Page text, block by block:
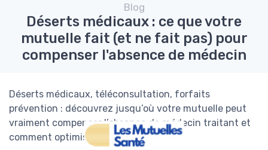
Blog
Déserts médicaux : ce que votre
mutuelle fait (et ne fait pas) pour
compenser l'absence de médecin
Déserts médicaux, téléconsultation, forfaits
prévention : découvrez jusqu’où votre mutuelle peut
vraiment compenser l’absence de médecin traitant et
comment optimiser votre contrat.